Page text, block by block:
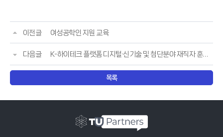
이전글 여성공학인 지원 교육
다음글 K-하이테크 플랫폼 디지털·신기술 및 첨단분야 재직자 훈련 안내
목록